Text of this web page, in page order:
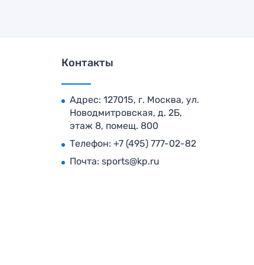
Контакты
Адрес: 127015, г. Москва, ул.
Новодмитровская, д. 2Б,
этаж 8, помещ. 800
Телефон: +7 (495) 777-02-82
Почта: sports@kp.ru